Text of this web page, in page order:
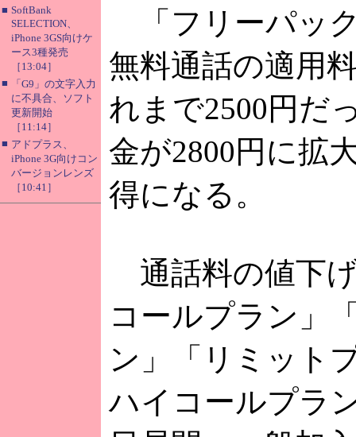
■ SoftBank
SELECTION、
iPhone 3GS向けケ
ース3種発売
［13:04］
■
「G9」の文字入力
に不具合、ソフト
更新開始
［11:14］
■ アドプラス、
iPhone 3G向けコン
バージョンレンズ
［10:41］
「フリーパッ
無料通話の適用
れまで2500円だ
金が2800円に拡
得になる。
通話料の値下
コールプラン」
ン」「リミット
ハイコールプラ